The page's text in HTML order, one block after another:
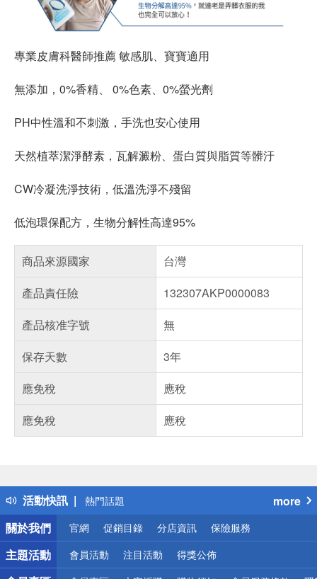
專業皮膚科醫師推薦 敏感肌、寶寶適用
無添加，0%香精、 0%色素、0%螢光劑
PH中性溫和不刺激，手洗也安心使用
天然植萃潔淨酵素，瓦解澱粉、蛋白質與脂質等髒汙
CW冷凝洗淨技術，低溫洗淨不殘留
低泡環保配方，生物分解性高達95%
商品來源國家
台灣
產品責任險
132307AKP0000083
產品核准字號
無
保存天數
3年
應免稅
應稅
應免稅
應稅
活動快訊
得獎公告
熱門話題
銀行優惠
偏遠地區配送
詐騙網頁！請小心！
more
關於我們
官網 促銷目錄 分店資訊 保險服務
主題活動 會員活動 注目活動 得獎公佈